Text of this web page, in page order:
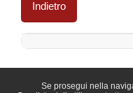
Se prosegui nella
Indietro
Blocchi